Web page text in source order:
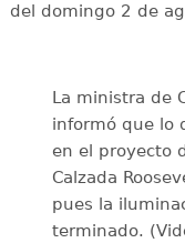
del domingo 2 de
La ministra de
informó que lo
en el proyecto
Calzada
pues la
terminado.